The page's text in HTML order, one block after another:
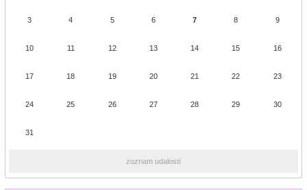
3 4 5 6 7 8 9
10 11 12 13 14 15 16
17 18 19 20 21 22 23
24 25 26 27 28 29 30
31
zoznam udalostí